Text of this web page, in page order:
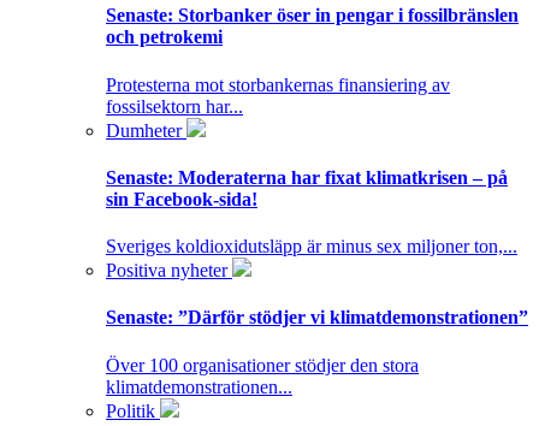
Senaste: Storbanker öser in pengar i fossilbränslen
och petrokemi
Protesterna mot storbankernas finansiering av
fossilsektorn har...
Dumheter
Senaste: Moderaterna har fixat klimatkrisen – på
sin Facebook-sida!
Sveriges koldioxidutsläpp är minus sex miljoner ton,...
Positiva nyheter
Senaste: ”Därför stödjer vi klimatdemonstrationen”
Över 100 organisationer stödjer den stora
klimatdemonstrationen...
Politik